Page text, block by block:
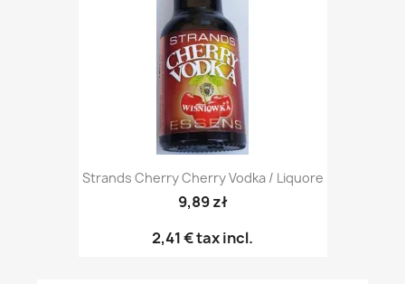
Strands Cherry Cherry Vodka / Liquore
9,89 zł
2,41 €tax incl.